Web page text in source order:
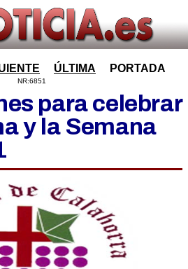
ÚLTIMA PORTADA
NR:6851
para celebrar
y la Semana